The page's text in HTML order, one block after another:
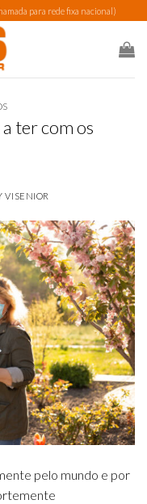
para rede fixa nacional)
ter com os
VISENIOR
pelo mundo e por